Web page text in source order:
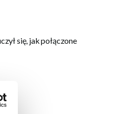
się, jak połączone